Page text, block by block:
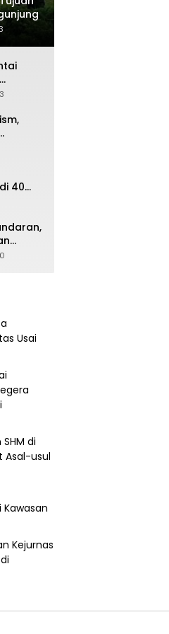
40
Usai
di
Asal-usul
Kawasan
Kejurnas